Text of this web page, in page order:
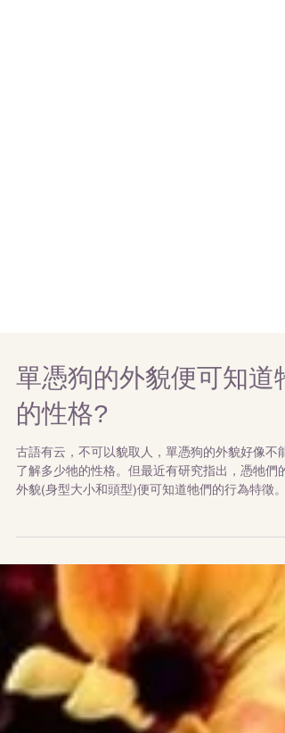
單憑狗的外貌便可知道牠
的性格?
外貌(身型大小和頭型)便可知道牠們的行為特徵。
雖然狗狗因人類的喜好而經歷數千年的基因選擇而
出現了很多不同的品種，例如護衛犬，狩獵犬，畜
牧犬和伴侶犬，現時紀錄大概有400個認可的品種
但...